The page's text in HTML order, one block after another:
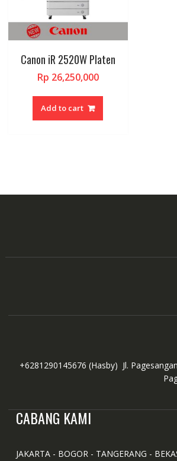
Canon iR 2520W Platen
Rp 26,250,000
Add to cart
+6281290145676 (Hasby) Jl.
CABANG KAMI
JAKARTA - BOGOR - TANGERANG -